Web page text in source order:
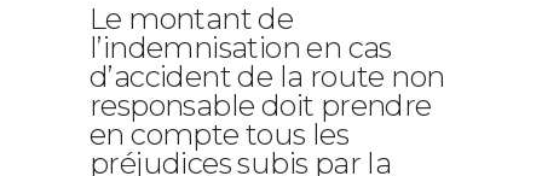
Le montant de
l’indemnisation en cas
d’accident de la route non
responsable doit prendre
en compte tous les
préjudices subis par la